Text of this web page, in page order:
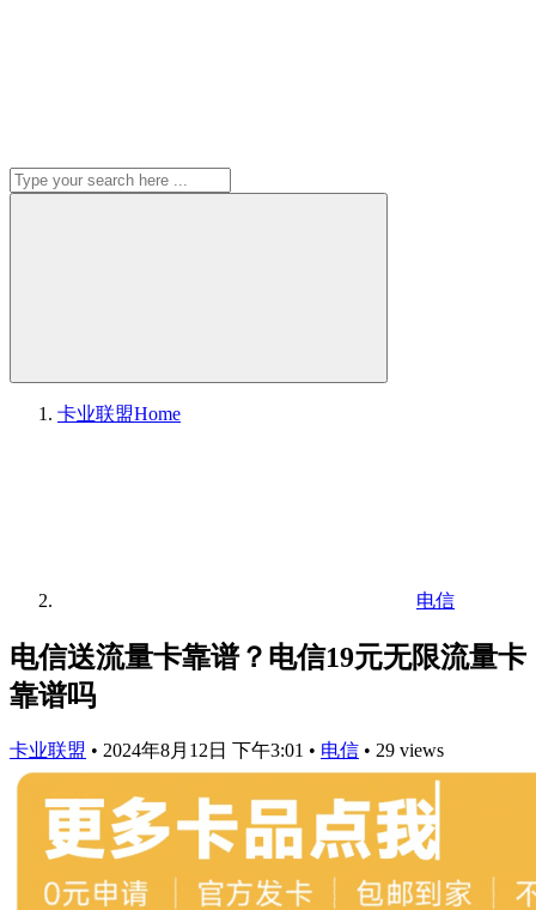
卡业联盟Home
电信
电信送流量卡靠谱？电信19元无限流量卡
靠谱吗
卡业联盟 • 2024年8月12日 下午3:01 • 电信 • 29 views